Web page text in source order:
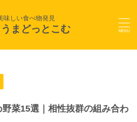
味しい食べ物発見
まどっとこむ
菜15選｜相性抜群の組み合わ